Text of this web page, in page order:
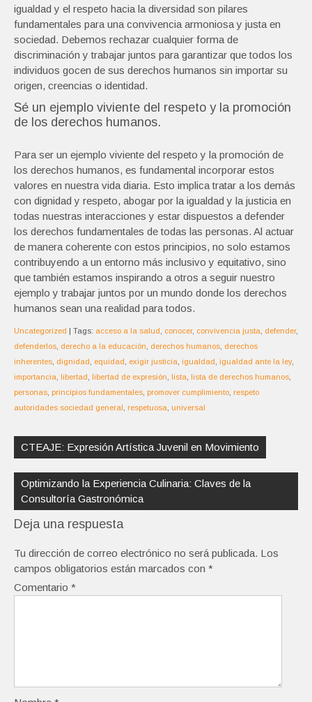
igualdad y el respeto hacia la diversidad son pilares
fundamentales para una convivencia armoniosa y justa en
sociedad. Debemos rechazar cualquier forma de
discriminación y trabajar juntos para garantizar que todos los
individuos gocen de sus derechos humanos sin importar su
origen, creencias o identidad.
Sé un ejemplo viviente del respeto y la promoción
de los derechos humanos.
Para ser un ejemplo viviente del respeto y la promoción de
los derechos humanos, es fundamental incorporar estos
valores en nuestra vida diaria. Esto implica tratar a los demás
con dignidad y respeto, abogar por la igualdad y la justicia en
todas nuestras interacciones y estar dispuestos a defender
los derechos fundamentales de todas las personas. Al actuar
de manera coherente con estos principios, no solo estamos
contribuyendo a un entorno más inclusivo y equitativo, sino
que también estamos inspirando a otros a seguir nuestro
ejemplo y trabajar juntos por un mundo donde los derechos
humanos sean una realidad para todos.
Uncategorized | Tags: acceso a la salud conocer, convivencia justa defender,
defenderlos derecho a la educación derechos humanos derechos
inherentes dignidad equidad exigir justicia igualdad igualdad ante la ley,
importancia
libertad libertad de expresión lista lista de derechos humanos
personas principios fundamentales promover cumplimiento respeto
autoridades sociedad general
respetuosa universal
de
entradas
CTEAJE: Expresión Artística Juvenil en Movimiento
Optimizando la Experiencia Culinaria: Claves de la
Consultoría Gastronómica
Deja una respuesta
Tu dirección de correo electrónico no será publicada. Los
campos obligatorios están marcados con *
Comentario *